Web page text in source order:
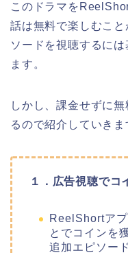
このドラマを
話は無料で楽しむこ
ソードを視聴するに
ます。
しかし、課金せずに
るので紹介していきま
１．広告視聴でコ
ReelShortア
とでコインを
追加エピソー